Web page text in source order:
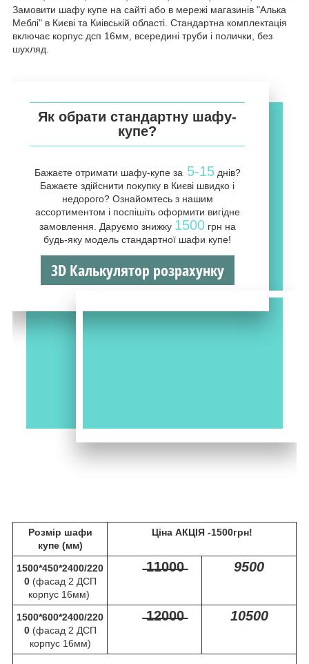
Замовити шафу купе на сайті або в мережі магазинів "Алька
Меблі" в Києві та Киівській області. Стандартна комплектація
включає корпус дсп 16мм, всередині труби і полички, без
шухляд.
Як обрати стандартну шафу-
купе?
Бажаєте отримати шафу-купе за 5-15днів?
Бажаєте здійснити покупку в Києві швидко і
недорого? Ознайомтесь з нашим
ассортиментом і поспішіть оформити вигідне
замовлення. Даруємо знижку 1500грн на
будь-яку модель стандартної шафи купе!
3D Калькулятор розрахунку
Розмір шафи
купе (мм)
Ціна АКЦІЯ -1500грн!
1500*450*2400/220
0 (фасад 2 ДСП
корпус 16мм)
̶1̶1̶0̶0̶0̶ 9500
1500*600*2400/220
0 (фасад 2 ДСП
корпус 16мм)
̶1̶2̶0̶0̶0̶ 10500